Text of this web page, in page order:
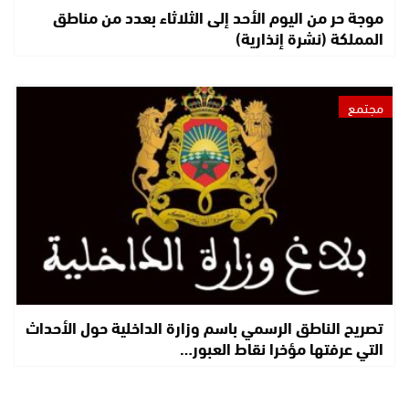
موجة حر من اليوم الأحد إلى الثلاثاء بعدد من مناطق
المملكة (نشرة إنذارية)
مجتمع
تصريح الناطق الرسمي باسم وزارة الداخلية حول الأحداث
التي عرفتها مؤخرا نقاط العبور…